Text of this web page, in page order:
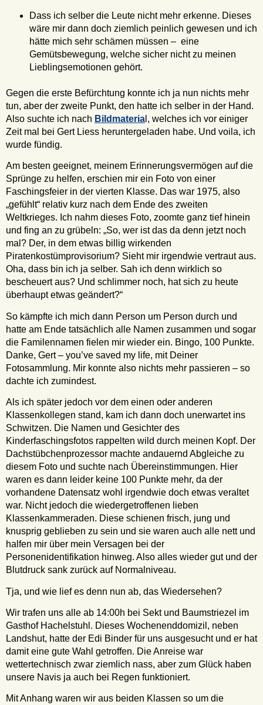
Dass ich selber die Leute nicht mehr erkenne. Dieses
wäre mir dann doch ziemlich peinlich gewesen und ich
hätte mich sehr schämen müssen – eine
Gemütsbewegung, welche sicher nicht zu meinen
Lieblingsemotionen gehört.
Gegen die erste Befürchtung konnte ich ja nun nichts mehr
tun, aber der zweite Punkt, den hatte ich selber in der Hand.
Also suchte ich nach Bildmateria l, welches ich vor einiger
Zeit mal bei Gert Liess heruntergeladen habe. Und voila, ich
wurde fündig.
Am besten geeignet, meinem Erinnerungsvermögen auf die
Sprünge zu helfen, erschien mir ein Foto von einer
Faschingsfeier in der vierten Klasse. Das war 1975, also
„gefühlt“ relativ kurz nach dem Ende des zweiten
Weltkrieges. Ich nahm dieses Foto, zoomte ganz tief hinein
und fing an zu grübeln: „So, wer ist das da denn jetzt noch
mal? Der, in dem etwas billig wirkenden
Piratenkostümprovisorium? Sieht mir irgendwie vertraut aus.
Oha, dass bin ich ja selber. Sah ich denn wirklich so
bescheuert aus? Und schlimmer noch, hat sich zu heute
überhaupt etwas geändert?“
So kämpfte ich mich dann Person um Person durch und
hatte am Ende tatsächlich alle Namen zusammen und sogar
die Familennamen fielen mir wieder ein. Bingo, 100 Punkte.
Danke, Gert – you’ve saved my life, mit Deiner
Fotosammlung. Mir konnte also nichts mehr passieren – so
dachte ich zumindest.
Als ich später jedoch vor dem einen oder anderen
Klassenkollegen stand, kam ich dann doch unerwartet ins
Schwitzen. Die Namen und Gesichter des
Kinderfaschingsfotos rappelten wild durch meinen Kopf. Der
Dachstübchenprozessor machte andauernd Abgleiche zu
diesem Foto und suchte nach Übereinstimmungen. Hier
waren es dann leider keine 100 Punkte mehr, da der
vorhandene Datensatz wohl irgendwie doch etwas veraltet
war. Nicht jedoch die wiedergetroffenen lieben
Klassenkammeraden. Diese schienen frisch, jung und
knusprig geblieben zu sein und sie waren auch alle nett und
halfen mir über mein Versagen bei der
Personenidentifikation hinweg. Also alles wieder gut und der
Blutdruck sank zurück auf Normalniveau.
Tja, und wie lief es denn nun ab, das Wiedersehen?
Wir trafen uns alle ab 14:00h bei Sekt und Baumstriezel im
Gasthof Hachelstuhl. Dieses Wochenenddomizil, neben
Landshut, hatte der Edi Binder für uns ausgesucht und er hat
damit eine gute Wahl getroffen. Die Anreise war
wettertechnisch zwar ziemlich nass, aber zum Glück haben
unsere Navis ja auch bei Regen funktioniert.
Mit Anhang waren wir aus beiden Klassen so um die